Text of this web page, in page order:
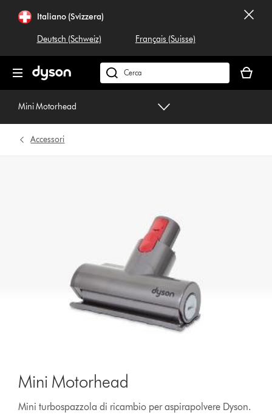
navigazioneItaliano (Svizzera)
Deutsch (Schweiz) Français (Suisse)
Cerca
su
carrello
è
Mini Motorhead
Accessori
Mini Motorhead
Mini turbospazzola di ricambio per aspirapolvere Dyson.